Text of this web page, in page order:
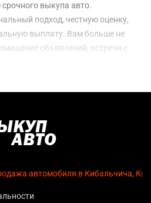
выкупа авто.
подход, честную оценку,
выплату. Вам больше не
объявлений, встречи с
день.
в
предварительная стоимость
обращения, без скрытых
автомобиля в Кибальчича,